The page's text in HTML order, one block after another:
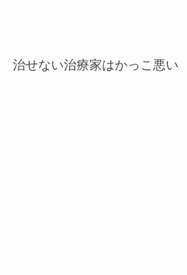
治せない治療家はかっこ悪い